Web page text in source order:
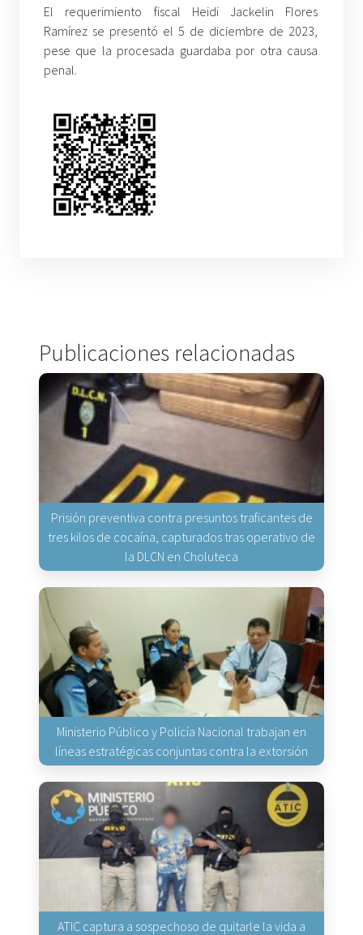
El requerimiento fiscal Heidi Jackelin Flores
Ramírez se presentó el 5 de diciembre de 2023,
pese que la procesada guardaba por otra causa
penal.
Publicaciones relacionadas
Prisión preventiva contra presuntos traficantes de
tres kilos de cocaína, capturados tras operativo de
la DLCN en Choluteca
Ministerio Público y Policía Nacional trabajan en
líneas estratégicas conjuntas contra la extorsión
ATIC captura a sospechoso de quitarle la vida a